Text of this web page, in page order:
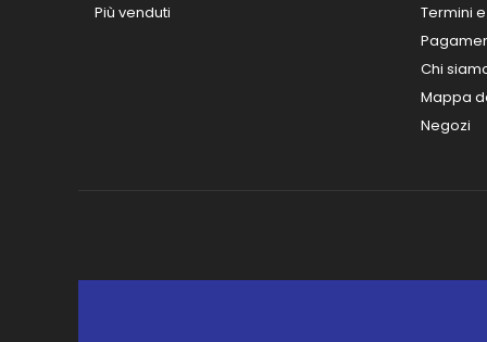
Più venduti
Termini
Chi
Mappa
Negozi